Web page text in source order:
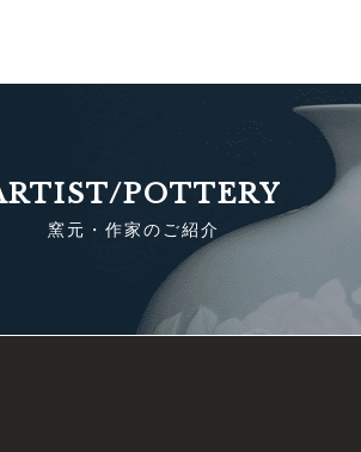
POTTERY
窯元・作家のご紹介